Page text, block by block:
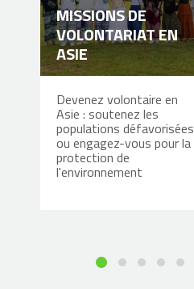
MISSIONS DE
VOLONTARIAT EN
ASIE
Devenez volontaire en
Asie : soutenez les
populations défavorisées
ou engagez-vous pour la
protection de
l'environnement